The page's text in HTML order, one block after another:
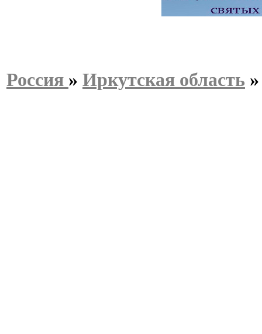
Россия » Иркутская область